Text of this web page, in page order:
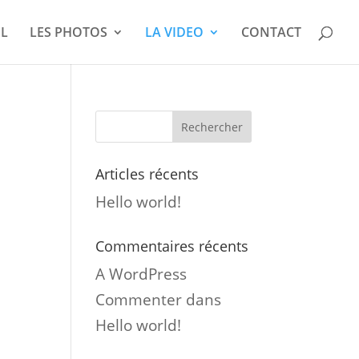
LES PHOTOS LA VIDEO CONTACT
Articles récents
Hello world!
Commentaires récents
A WordPress
Commenter dans
Hello world!